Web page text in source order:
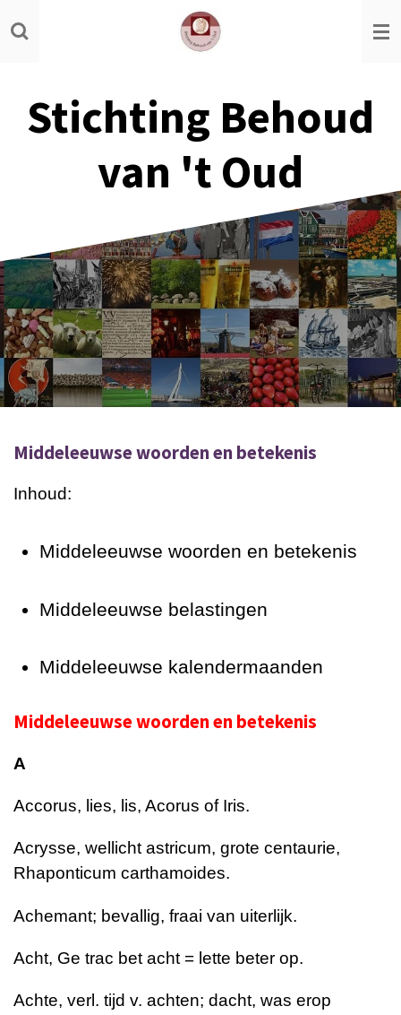
Ga
direct
hoofdinhoud
Stichting Behoud
van 't Oud
Middeleeuwse woorden en betekenis
Inhoud:
Middeleeuwse woorden en betekenis
Middeleeuwse belastingen
Middeleeuwse kalendermaanden
Middeleeuwse woorden en betekenis
A
Accorus, lies, lis, Acorus of Iris.
Acrysse, wellicht astricum, grote centaurie,
Rhaponticum carthamoides.
Achemant; bevallig, fraai van uiterlijk.
Acht, Ge trac bet acht = lette beter op.
Achte, verl. tijd v. achten; dacht, was erop